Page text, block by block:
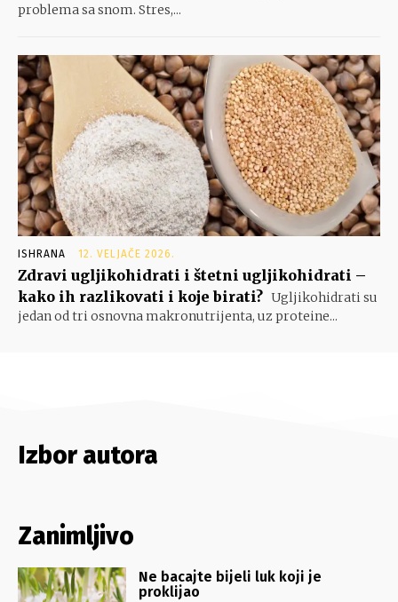
problema sa snom. Stres,...
ISHRANA 12. VELJAČE 2026.
Zdravi ugljikohidrati i štetni ugljikohidrati –
kako ih razlikovati i koje birati? Ugljikohidrati su
jedan od tri osnovna makronutrijenta, uz proteine...
Izbor autora
Zanimljivo
Ne bacajte bijeli luk koji je
proklijao